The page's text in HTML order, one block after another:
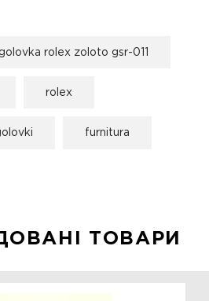
rolex zoloto gsr-011
rolex
furnitura
ТОВАРИ